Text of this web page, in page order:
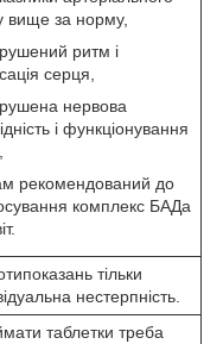
вище за норму,
ритм і
серця,
нервова
і функціонування
рекомендований до
комплекс БАДа
тільки
нестерпність.
таблетки треба